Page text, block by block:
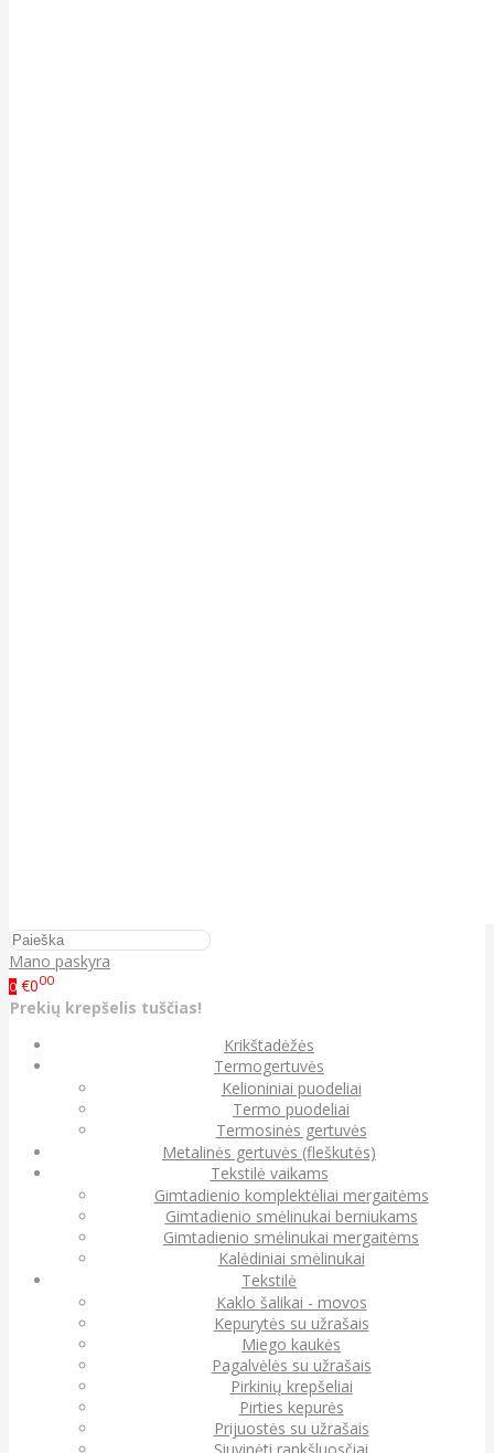
Mano paskyra
0 €000
Prekių krepšelis tuščias!
Krikštadėžės
Termogertuvės
Kelioniniai puodeliai
Termo puodeliai
Termosinės gertuvės
Metalinės gertuvės (fleškutės)
Tekstilė vaikams
Gimtadienio komplektėliai mergaitėms
Gimtadienio smėlinukai berniukams
Gimtadienio smėlinukai mergaitėms
Kalėdiniai smėlinukai
Tekstilė
Kaklo šalikai - movos
Kepurytės su užrašais
Miego kaukės
Pagalvėlės su užrašais
Pirkinių krepšeliai
Pirties kepurės
Prijuostės su užrašais
Siuvinėti rankšluosčiai